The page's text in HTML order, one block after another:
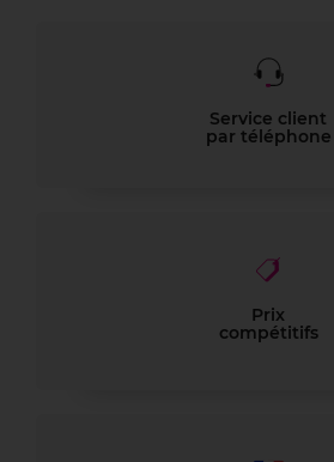
Service client
par téléphone
Prix
compétitifs